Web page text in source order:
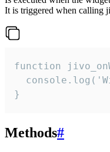
It is triggered when calling
function
}
Methods#